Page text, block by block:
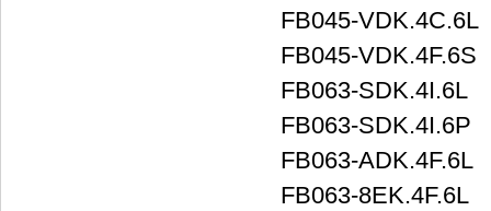
FB045-VDK.4C.6L
FB045-VDK.4F.6S
FB063-SDK.4I.6L
FB063-SDK.4I.6P
FB063-ADK.4F.6L
FB063-8EK.4F.6L